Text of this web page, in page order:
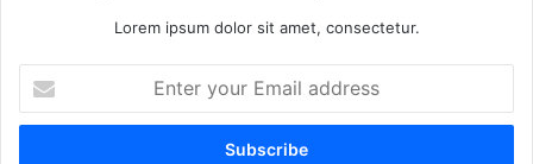
Lorem ipsum dolor sit amet, consectetur.
t